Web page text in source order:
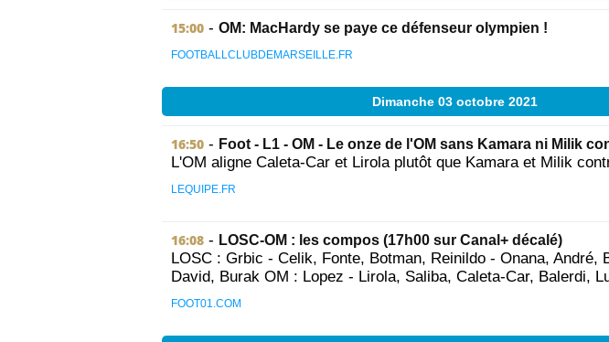
15:00 - OM: MacHardy se paye ce défenseur olympien !
FOOTBALLCLUBDEMARSEILLE.FR
Dimanche 03 octobre 2021
16:50 - Foot - L1 - OM - Le onze de l'OM sans Kamara ni Milik
L'OM aligne Caleta-Car et Lirola plutôt que Kamara et Milik
LEQUIPE.FR
16:08 - LOSC-OM : les compos (17h00 sur Canal+ décalé)
LOSC : Grbic - Celik, Fonte, Botman, Reinildo - Onana, André,
David, Burak OM : Lopez - Lirola, Saliba, Caleta-Car, Balerdi,
FOOT01.COM